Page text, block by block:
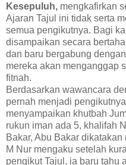
Kesepuluh, mengkafirkan
Ajaran Tajul ini tidak serta
semua pengikutnya. Bagi
disampaikan secara
dan baru bergabung
mereka akan menganggap
fitnah.
Berdasarkan wawancara
pernah menjadi
menyampaikan khutbah
rukun iman ada 5, khalifah
Bakar, Abu Bakar dikatakan
M Nur mengaku setelah
pengikut Tajul, ia baru tahu